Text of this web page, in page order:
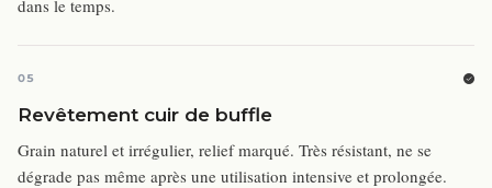
dans le temps.
05
Revêtement cuir de buffle
Grain naturel et irrégulier, relief marqué. Très résistant, ne se
dégrade pas même après une utilisation intensive et prolongée.